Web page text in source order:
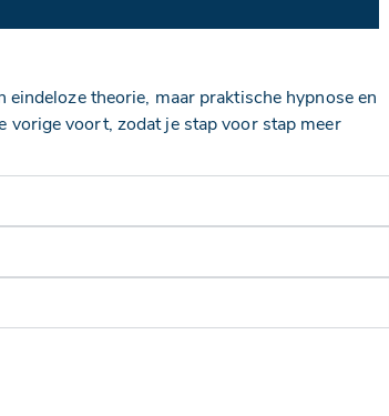
eindeloze theorie, maar praktische hypnose en
vorige voort, zodat je stap voor stap meer